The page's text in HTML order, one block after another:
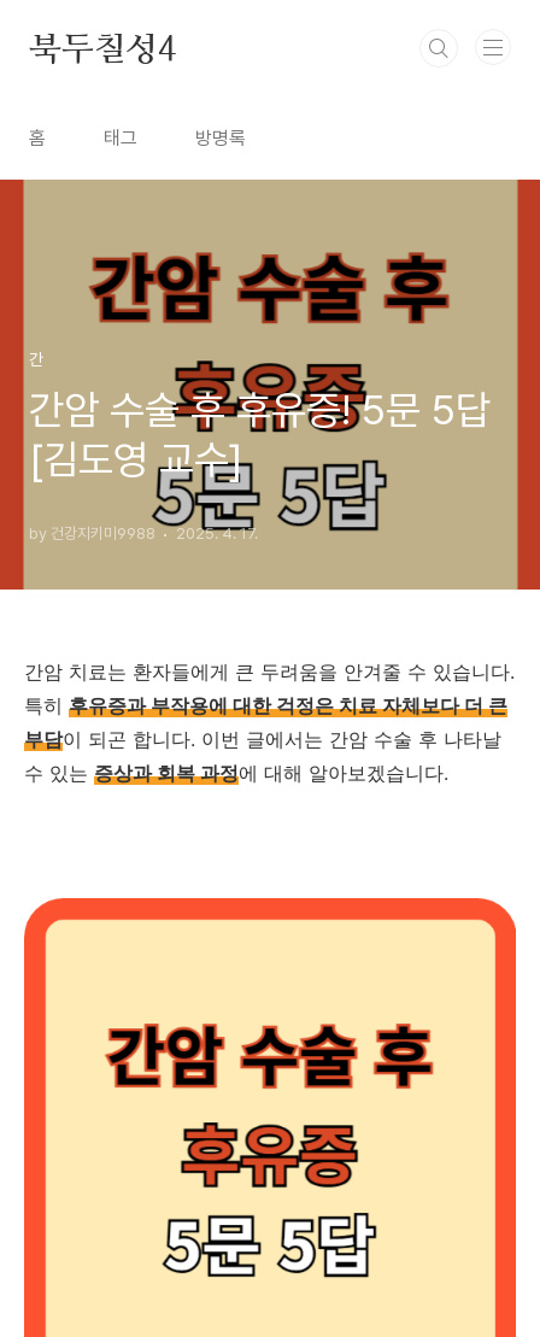
북두칠성4
홈 태그 방명록
간
간암 수술 후 후유증! 5문 5답
[김도영 교수]
by 건강지키미9988 2025. 4. 17.
간암 치료는 환자들에게 큰 두려움을 안겨줄 수 있습니다.
특히 후유증과 부작용에 대한 걱정은 치료 자체보다 더 큰
부담이 되곤 합니다. 이번 글에서는 간암 수술 후 나타날
수 있는 증상과 회복 과정에 대해 알아보겠습니다.